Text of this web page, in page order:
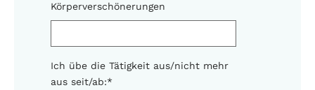
Körperverschönerungen
Ich übe die Tätigkeit aus/nicht mehr
aus seit/ab:*